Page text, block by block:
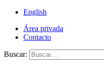
English
Área privada
Contacto
Buscar: